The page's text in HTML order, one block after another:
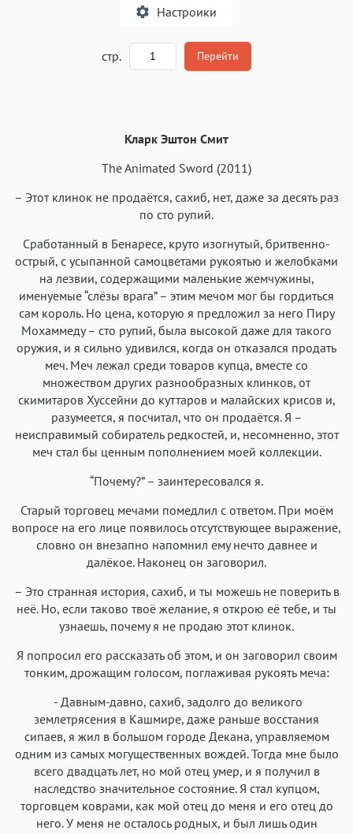
Настроики
Аа
Roboto Garamond Fira Sans Times
Аа
Iowan
Аа
San Francisco Аа
SF Serif Аа
New York
Аа
Helvetica Neue
Аа
Arial Аа
Georgia
Аа
Times New Roman
Аа
Courier
Аа
Courier New
Аа
Menlo
Аа
SF Mono
стр. Перейти
Кларк Эштон Смит
The Animated Sword (2011)
– Этот клинок не продаётся, сахиб, нет, даже за десять раз
по сто рупий.
Сработанный в Бенаресе, круто изогнутый, бритвенно-
острый, с усыпанной самоцветами рукоятью и желобками
на лезвии, содержащими маленькие жемчужины,
именуемые “слёзы врага” – этим мечом мог бы гордиться
сам король. Но цена, которую я предложил за него Пиру
Мохаммеду – сто рупий, была высокой даже для такого
оружия, и я сильно удивился, когда он отказался продать
меч. Меч лежал среди товаров купца, вместе со
множеством других разнообразных клинков, от
скимитаров Хуссейни до куттаров и малайских крисов и,
разумеется, я посчитал, что он продаётся. Я –
неисправимый собиратель редкостей, и, несомненно, этот
меч стал бы ценным пополнением моей коллекции.
“Почему?” – заинтересовался я.
Старый торговец мечами помедлил с ответом. При моём
вопросе на его лице появилось отсутствующее выражение,
словно он внезапно напомнил ему нечто давнее и
далёкое. Наконец он заговорил.
– Это странная история, сахиб, и ты можешь не поверить в
неё. Но, если таково твоё желание, я открою её тебе, и ты
узнаешь, почему я не продаю этот клинок.
Я попросил его рассказать об этом, и он заговорил своим
тонким, дрожащим голосом, поглаживая рукоять меча:
- Давным-давно, сахиб, задолго до великого
землетрясения в Кашмире, даже раньше восстания
сипаев, я жил в большом городе Декана, управляемом
одним из самых могущественных вождей. Тогда мне было
всего двадцать лет, но мой отец умер, и я получил в
наследство значительное состояние. Я стал купцом,
торговцем коврами, как мой отец до меня и его отец до
него. У меня не осталось родных, и был лишь один